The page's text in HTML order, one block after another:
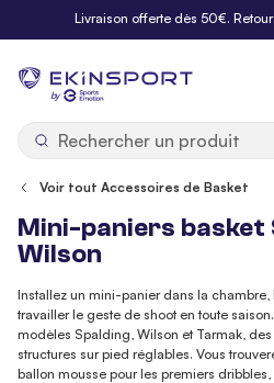
Allez au contenuLivraison offerte dès 50€.
by
Voir tout Accessoires de Basket
Mini-paniers basket
Wilson
Installez un mini-panier dans la
travailler le geste de shoot en toute
modèles Spalding, Wilson et Tarmak,
structures sur pied réglables. Vous
ballon mousse pour les premiers